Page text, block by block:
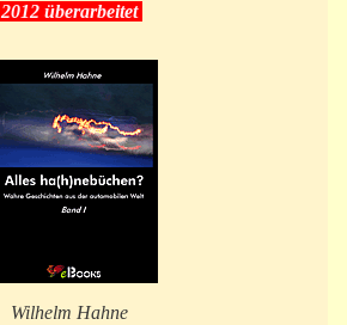
2012 überarbeitet
Wilhelm Hahne